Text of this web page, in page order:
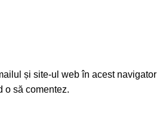
și site-ul web în acest navigator
o să comentez.